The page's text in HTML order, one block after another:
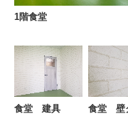
1階食堂
食堂 建具 食堂 壁